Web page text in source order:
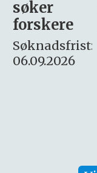
Søknadsfrist:
15.09.2026